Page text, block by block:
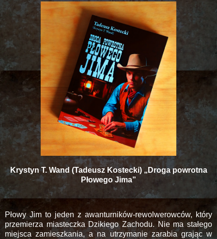
Krystyn T. Wand (Tadeusz Kostecki) „Droga powrotna
Płowego Jima”
Płowy Jim to jeden z awanturników-rewolwerowców, który
przemierza miasteczka Dzikiego Zachodu. Nie ma stałego
miejsca zamieszkania, a na utrzymanie zarabia grając w